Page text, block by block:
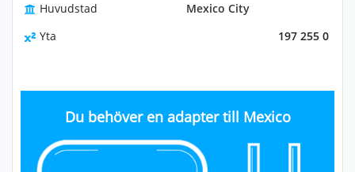
Huvudstad
Mexico City
Yta
197 255 0
Du behöver en adapter till Mexico